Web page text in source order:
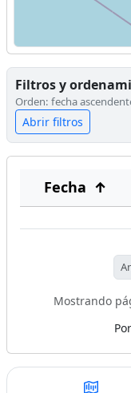
Filtros y
Orden: fecha
Abrir filtros
Fecha ↑
Mostrando